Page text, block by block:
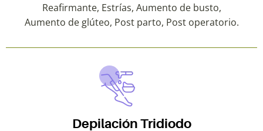
Reafirmante, Estrías, Aumento de busto,
Aumento de glúteo, Post parto, Post operatorio.
Depilación Tridiodo